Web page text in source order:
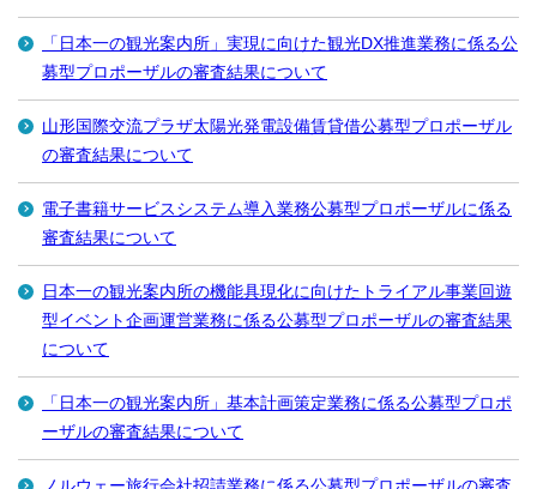
「日本一の観光案内所」実現に向けた観光DX推進業務に係る公
募型プロポーザルの審査結果について
山形国際交流プラザ太陽光発電設備賃貸借公募型プロポーザル
の審査結果について
電子書籍サービスシステム導入業務公募型プロポーザルに係る
審査結果について
日本一の観光案内所の機能具現化に向けたトライアル事業回遊
型イベント企画運営業務に係る公募型プロポーザルの審査結果
について
「日本一の観光案内所」基本計画策定業務に係る公募型プロポ
ーザルの審査結果について